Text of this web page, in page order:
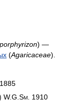
) —
(Agaricaceae).
1885
W.G.Sm. 1910